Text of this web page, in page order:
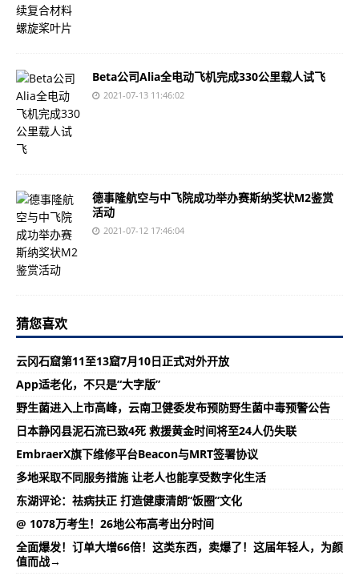
Beta公司Alia全电动飞机完成330公里载人试飞
2021-07-13 11:46:02
德事隆航空与中飞院成功举办赛斯纳奖状M2鉴赏
活动
2021-07-12 17:46:04
猜您喜欢
云冈石窟第11至13窟7月10日正式对外开放
App适老化，不只是“大字版”
野生菌进入上市高峰，云南卫健委发布预防野生菌中毒预警公告
日本静冈县泥石流已致4死 救援黄金时间将至24人仍失联
EmbraerX旗下维修平台Beacon与MRT签署协议
多地采取不同服务措施 让老人也能享受数字化生活
东湖评论：祛病扶正 打造健康清朗“饭圈”文化
@ 1078万考生！26地公布高考出分时间
全面爆发！订单大增66倍！这类东西，卖爆了！这届年轻人，为颜
值而战→